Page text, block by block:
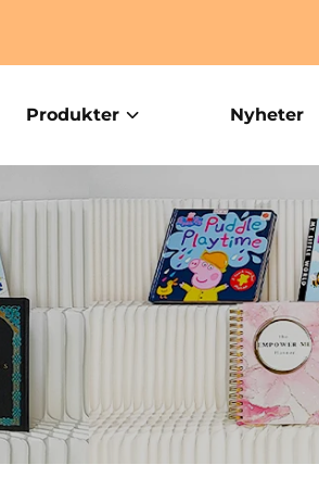
Produkter Nyheter